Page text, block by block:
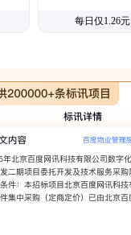
每日仅1.26元